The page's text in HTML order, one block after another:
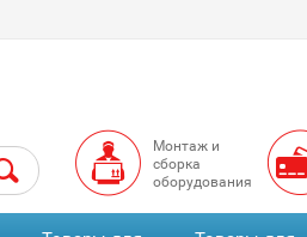
Монтаж и
сборка
оборудования